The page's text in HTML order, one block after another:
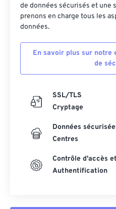
de données sécurisés et une
prenons en charge tous les
données.
En savoir plus sur notre
de
SSL/TLS
Cryptage
Données
Centres
Contrôle d'accès et
Authentification